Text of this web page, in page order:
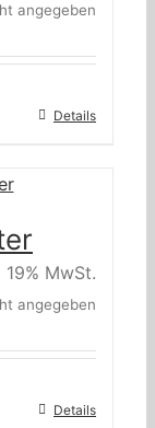
angegeben
Details
19% MwSt.
angegeben
Details